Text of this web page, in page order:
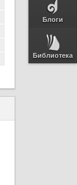
Блоги
Библиотека